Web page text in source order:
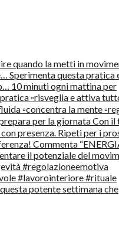
potente settimana che